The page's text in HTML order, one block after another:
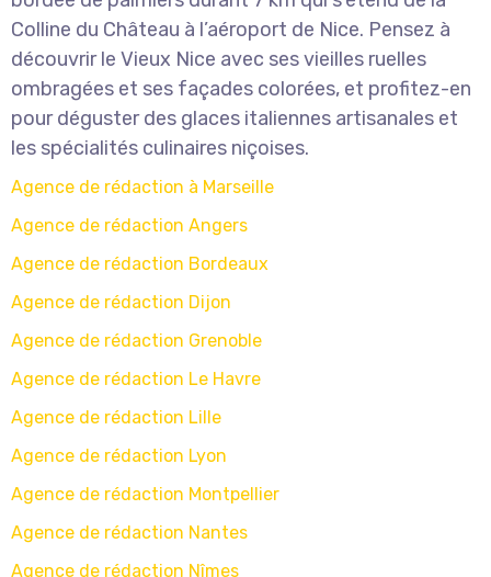
Colline du Château à l’aéroport de Nice. Pensez à
découvrir le Vieux Nice avec ses vieilles ruelles
ombragées et ses façades colorées, et profitez-en
pour déguster des glaces italiennes artisanales et
les spécialités culinaires niçoises.
Agence de rédaction à Marseille
Agence de rédaction Angers
Agence de rédaction Bordeaux
Agence de rédaction Dijon
Agence de rédaction Grenoble
Agence de rédaction Le Havre
Agence de rédaction Lille
Agence de rédaction Lyon
Agence de rédaction Montpellier
Agence de rédaction Nantes
Agence de rédaction Nîmes